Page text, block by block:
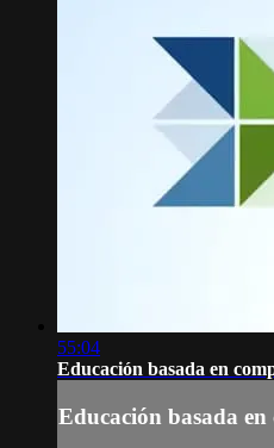
55:04
Educación basada en
Educación basada en